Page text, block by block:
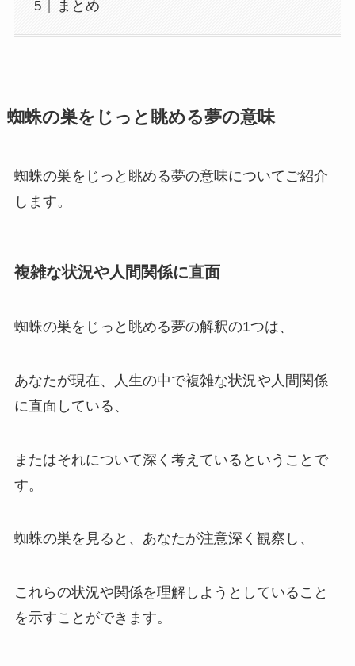
まとめ
蜘蛛の巣をじっと眺める夢の意味
蜘蛛の巣をじっと眺める夢の意味についてご紹介
します。
複雑な状況や人間関係に直面
蜘蛛の巣をじっと眺める夢の解釈の1つは、
あなたが現在、人生の中で複雑な状況や人間関係
に直面している、
またはそれについて深く考えているということで
す。
蜘蛛の巣を見ると、あなたが注意深く観察し、
これらの状況や関係を理解し​​ようとしていること
を示すことができます。